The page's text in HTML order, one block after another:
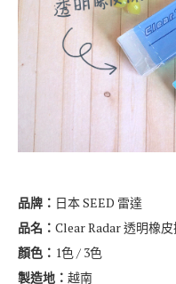
品牌： 日本 SEED 雷達
品名： Clear Radar 透明橡
顏色： 1色 / 3色
製造地： 越南